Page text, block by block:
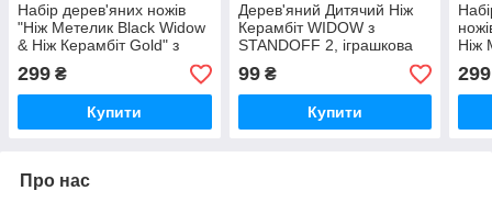
Набір дерев'яних ножів
"Ніж Метелик Black Widow
& Ніж Керамбіт Gold" з
STANDOFF 2, іграшкова
зброя
299 ₴
Купити
Дерев'яний Дитячий Ніж
Керамбіт WIDOW з
STANDOFF 2, іграшкова
зброя
99₴
Купити
Ніж
299
Про нас